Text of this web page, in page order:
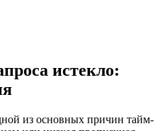
истекло:
из основных причин тайм-